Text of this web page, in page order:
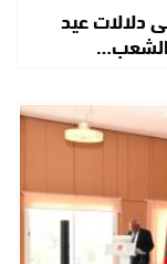
دلالات عيد